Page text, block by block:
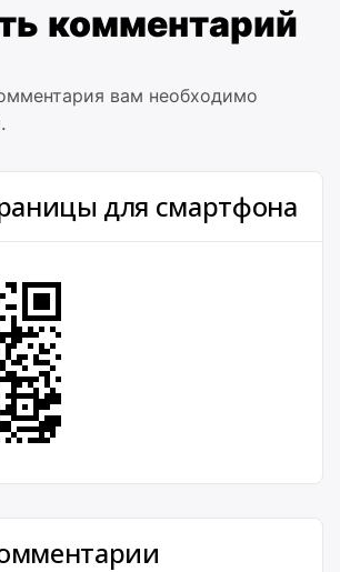
комментарий
вам необходимо
.
для смартфона